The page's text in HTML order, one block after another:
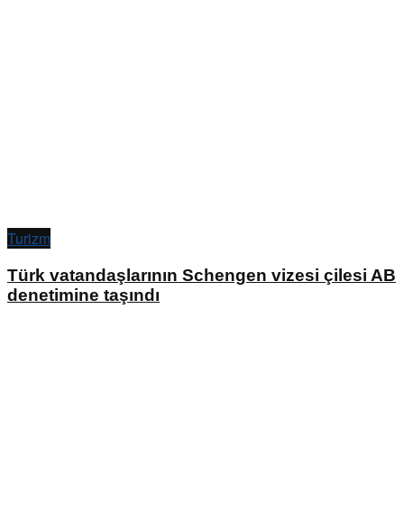
Turizm
Türk vatandaşlarının Schengen vizesi çilesi AB
denetimine taşındı